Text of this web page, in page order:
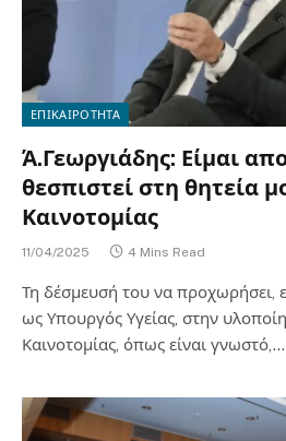
ΕΠΙΚΑΙΡΟΤΗΤΑ
Ά.Γεωργιάδης: Είμαι
θεσπιστεί στη θητεία
Καινοτομίας
11/04/2025 4 Mins Read
Τη δέσμευσή του να προχωρήσει,
ως Υπουργός Υγείας, στην
Καινοτομίας, όπως είναι γνωστό,…